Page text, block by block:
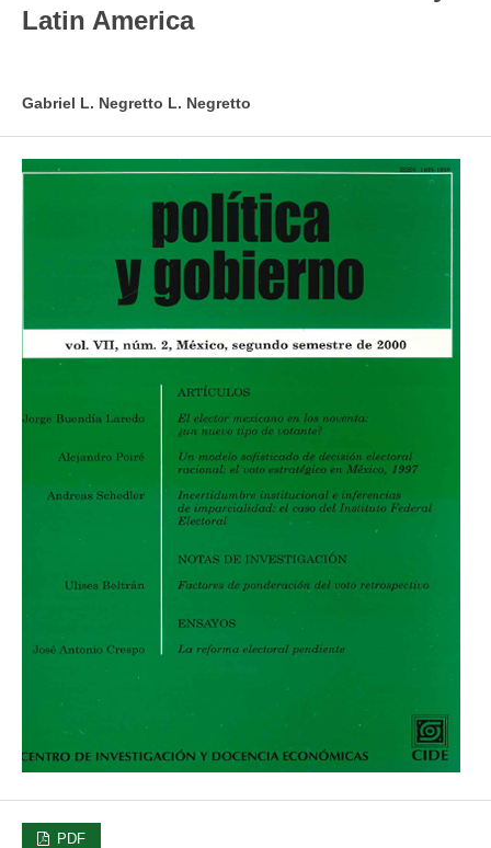
Latin America
Gabriel L. Negretto L. Negretto
PDF